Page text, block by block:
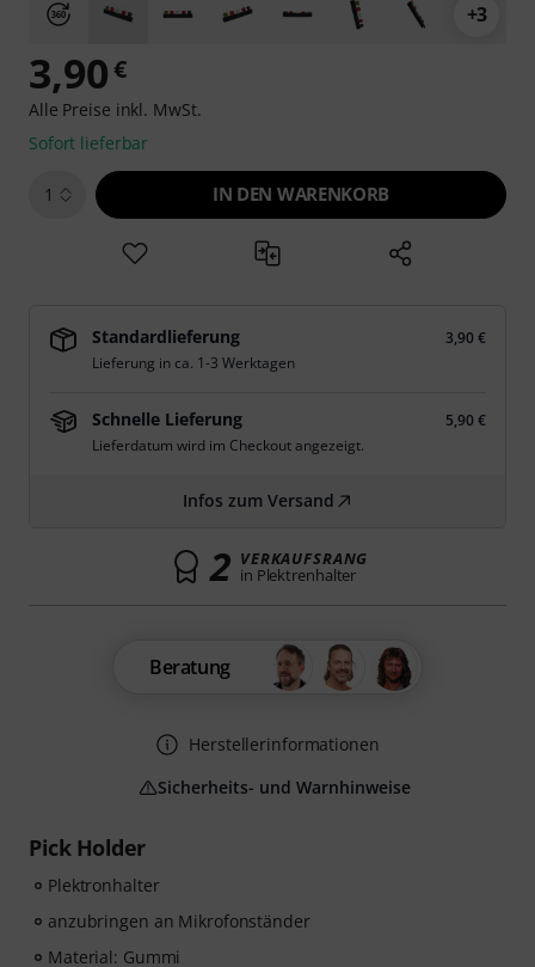
+3
Pick Holder
Plektronhalter
anzubringen an Mikrofonständer
Material: Gummi
3,90€
Alle Preise inkl. MwSt.
Sofort lieferbar
1 IN DEN WARENKORB
Standardlieferung
3,90 €
Lieferung in ca. 1-3 Werktagen
Schnelle Lieferung
5,90 €
Lieferdatum wird im Checkout angezeigt.
Infos zum Versand
2 VERKAUFSRANG
in Plektrenhalter
Beratung
Herstellerinformationen
Sicherheits- und Warnhinweise